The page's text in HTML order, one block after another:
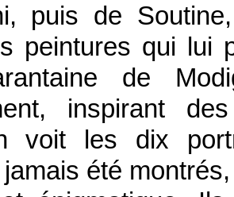
puis de
peintures qui lui
de
inspirant
voit les dix
jamais été